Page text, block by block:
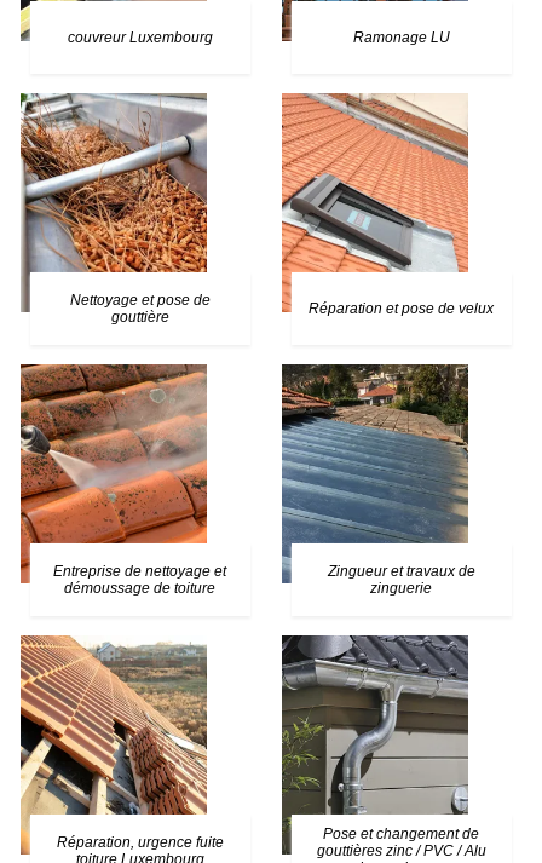
couvreur Luxembourg Ramonage LU
Nettoyage et pose de
gouttière
Réparation et pose de velux
Entreprise de nettoyage et
démoussage de toiture
Zingueur et travaux de
zinguerie
Réparation, urgence fuite
toiture Luxembourg
Pose et changement de
gouttières zinc / PVC / Alu